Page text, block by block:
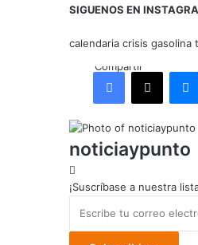
SIGUENOS EN
calendaria crisis gasolina
CompartirFacebook
X
noticiaypunto
¡Suscríbase a nuestra
correo